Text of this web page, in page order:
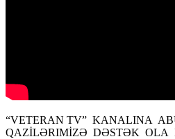
“VETERAN TV” KANALINA
QAZİLƏRIMİZƏ DƏSTƏK OLA